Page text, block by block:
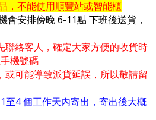
，不能使用順豐站或智能櫃
安排傍晚 6-11點 下班後送貨，
聯絡客人，確定大家方便的收貨時
機號碼
可能導致派貨延誤，所以敬請留
至4 個工作天內寄出，寄出後大概